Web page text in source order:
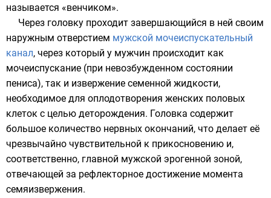
называется «венчиком».
Через головку проходит завершающийся в ней своим
наружным отверстием мужской мочеиспускательный
канал, через который у мужчин происходит как
мочеиспускание (при невозбужденном состоянии
пениса), так и извержение семенной жидкости,
необходимое для оплодотворения женских половых
клеток с целью деторождения. Головка содержит
большое количество нервных окончаний, что делает её
чрезвычайно чувствительной к прикосновению и,
соответственно, главной мужской эрогенной зоной,
отвечающей за рефлекторное достижение момента
семяизвержения.